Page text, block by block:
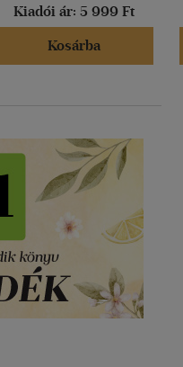
Kiadói ár: 5 999 Ft
Kosárba